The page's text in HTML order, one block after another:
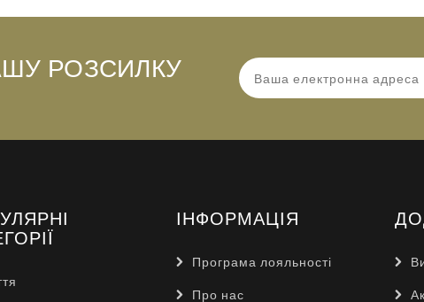
РОЗСИЛКУ
ІНФОРМАЦІЯ
Програма лояльності
Про нас